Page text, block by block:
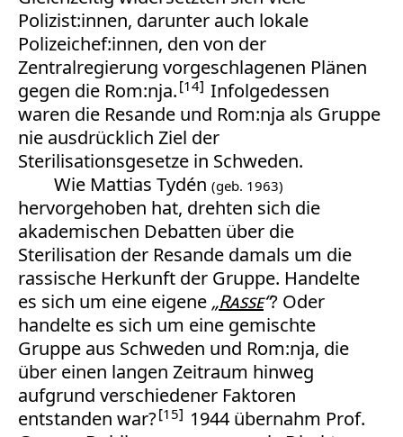
Polizist:innen, darunter auch lokale
Polizeichef:innen, den von der
Zentralregierung vorgeschlagenen Plänen
gegen die Rom:nja. 14 Infolgedessen
waren die Resande und Rom:nja als Gruppe
nie ausdrücklich Ziel der
Sterilisationsgesetze in Schweden.
Wie Mattias Tydén(geb. 1963)
hervorgehoben hat, drehten sich die
akademischen Debatten über die
Sterilisation der Resande damals um die
rassische Herkunft der Gruppe. Handelte
es sich um eine eigene „Rasse“? Oder
handelte es sich um eine gemischte
Gruppe aus Schweden und Rom:nja, die
über einen langen Zeitraum hinweg
aufgrund verschiedener Faktoren
entstanden war? 15
1944 übernahm Prof.